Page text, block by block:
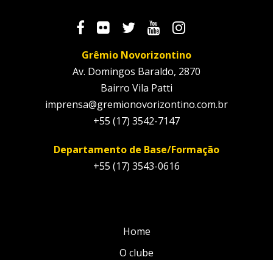
Grêmio Novorizontino
Av. Domingos Baraldo, 2870
Bairro Vila Patti
imprensa@gremionovorizontino.com.br
+55 (17) 3542-7147
Departamento de Base/Formação
+55 (17) 3543-0616
Home
O clube